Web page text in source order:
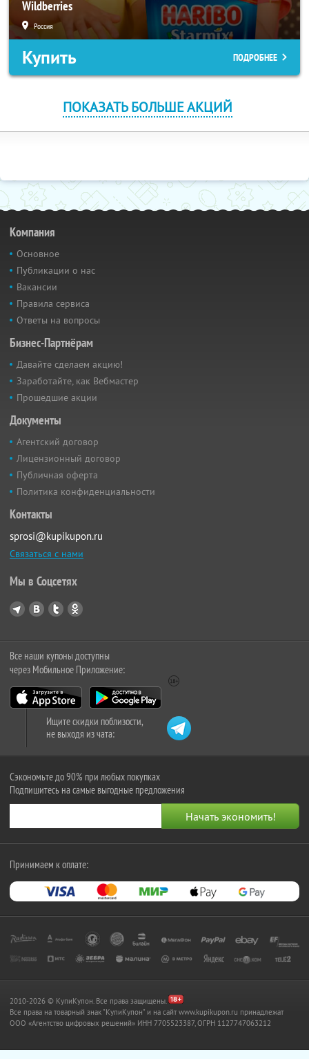
Wildberries
Россия
Купить ПОДРОБНЕЕ
ПОКАЗАТЬ БОЛЬШЕ АКЦИЙ
Компания
Основное
Публикации о нас
Вакансии
Правила сервиса
Ответы на вопросы
Бизнес-Партнёрам
Давайте сделаем акцию!
Заработайте, как Вебмастер
Прошедшие акции
Документы
Агентский договор
Лицензионный договор
Публичная оферта
Политика конфиденциальности
Контакты
sprosi@kupikupon.ru
Связаться с нами
Мы в Соцсетях
Все наши купоны доступны
через Мобильное Приложение:
Ищите скидки поблизости,
не выходя из чата:
Сэкономьте до 90% при любых покупках
Подпишитесь на самые выгодные предложения
Принимаем к оплате:
2010-2026 © КупиКупон. Все права защищены.
Все права на товарный знак "КупиКупон" и на сайт www.kupikupon.ru принадлежат
OOO «Агентство цифровых решений» ИНН 7705523387, ОГРН 1127747063212